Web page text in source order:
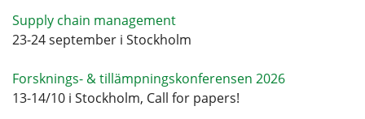
Supply chain management
23-24 september i Stockholm
Forsknings- & tillämpningskonferensen 2026
13-14/10 i Stockholm, Call for papers!